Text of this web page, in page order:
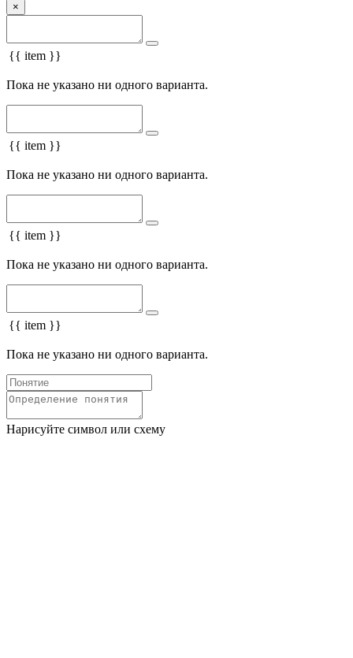
×
{{ item }}
Пока не указано ни одного варианта.
{{ item }}
Пока не указано ни одного варианта.
{{ item }}
Пока не указано ни одного варианта.
{{ item }}
Пока не указано ни одного варианта.
Нарисуйте символ или схему